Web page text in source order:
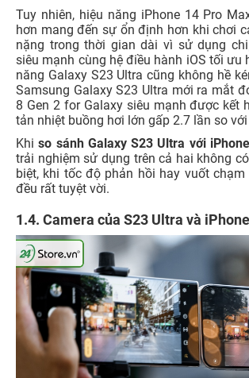
Tuy nhiên, hiệu năng iPhone 14 Pro
hơn mang đến sự ổn định hơn khi chơi
nặng trong thời gian dài vì sử dụng
siêu mạnh cùng hệ điều hành iOS tối ưu
năng Galaxy S23 Ultra cũng không hề
Samsung Galaxy S23 Ultra mới ra mắt
8 Gen 2 for Galaxy siêu mạnh được kết
tản nhiệt buồng hơi lớn gấp 2.7 lần so
Khiso sánh Galaxy S23 Ultra với
trải nghiệm sử dụng trên cả hai không
biệt, khi tốc độ phản hồi hay vuốt
đều rất tuyệt vời.
1.4. Camera của S23 Ultra và